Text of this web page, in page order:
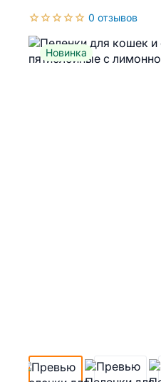
0 отзывов
Новинка